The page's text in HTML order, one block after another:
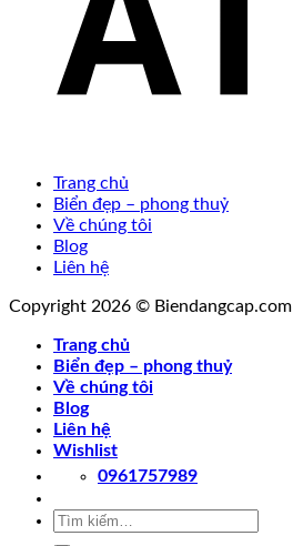
Trang chủ
Biển đẹp – phong thuỷ
Về chúng tôi
Blog
Liên hệ
Copyright 2026 © Biendangcap.com
Trang chủ
Biển đẹp – phong thuỷ
Về chúng tôi
Blog
Liên hệ
Wishlist
0961757989
Tìm